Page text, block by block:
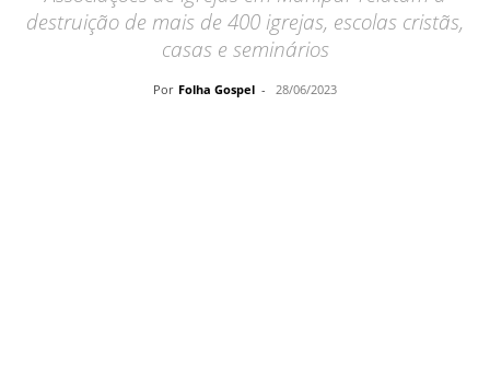
destruição de mais de 400 igrejas, escolas cristãs,
casas e seminários
Por Folha Gospel - 28/06/2023